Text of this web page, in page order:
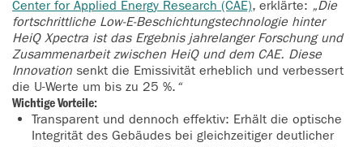
Center for Applied Energy Research (CAE), erklärte: „Die
fortschrittliche Low-E-Beschichtungstechnologie hinter
HeiQ Xpectra ist das Ergebnis jahrelanger Forschung und
Zusammenarbeit zwischen HeiQ und dem CAE. Diese
Innovation senkt die Emissivität erheblich und verbessert
die U-Werte um bis zu 25 %. “
Wichtige Vorteile:
Transparent und dennoch effektiv: Erhält die optische
Integrität des Gebäudes bei gleichzeitiger deutlicher